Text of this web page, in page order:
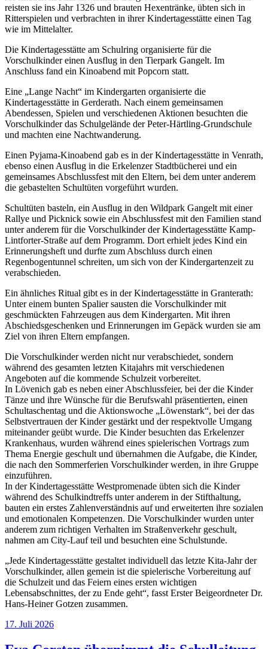
reisten sie ins Jahr 1326 und brauten Hexentränke, übten sich in
Ritterspielen und verbrachten in ihrer Kindertagesstätte einen Tag
wie im Mittelalter.
Die Kindertagesstätte am Schulring organisierte für die
Vorschulkinder einen Ausflug in den Tierpark Gangelt. Im
Anschluss fand ein Kinoabend mit Popcorn statt.
Eine „Lange Nacht“ im Kindergarten organisierte die
Kindertagesstätte in Gerderath. Nach einem gemeinsamen
Abendessen, Spielen und verschiedenen Aktionen besuchten die
Vorschulkinder das Schulgelände der Peter-Härtling-Grundschule
und machten eine Nachtwanderung.
Einen Pyjama-Kinoabend gab es in der Kindertagesstätte in Venrath,
ebenso einen Ausflug in die Erkelenzer Stadtbücherei und ein
gemeinsames Abschlussfest mit den Eltern, bei dem unter anderem
die gebastelten Schultüten vorgeführt wurden.
Schultüten basteln, ein Ausflug in den Wildpark Gangelt mit einer
Rallye und Picknick sowie ein Abschlussfest mit den Familien stand
unter anderem für die Vorschulkinder der Kindertagesstätte Kamp-
Lintforter-Straße auf dem Programm. Dort erhielt jedes Kind ein
Erinnerungsheft und durfte zum Abschluss durch einen
Regenbogentunnel schreiten, um sich von der Kindergartenzeit zu
verabschieden.
Ein ähnliches Ritual gibt es in der Kindertagesstätte in Granterath:
Unter einem bunten Spalier sausten die Vorschulkinder mit
geschmückten Fahrzeugen aus dem Kindergarten. Mit ihren
Abschiedsgeschenken und Erinnerungen im Gepäck wurden sie am
Ziel von ihren Eltern empfangen.
Die Vorschulkinder werden nicht nur verabschiedet, sondern
während des gesamten letzten Kitajahrs mit verschiedenen
Angeboten auf die kommende Schulzeit vorbereitet.
In Lövenich gab es neben einer Abschlussfeier, bei der die Kinder
Tänze und ihre Wünsche für die Berufswahl präsentierten, einen
Schultaschentag und die Aktionswoche „Löwenstark“, bei der das
Selbstvertrauen der Kinder gestärkt und der respektvolle Umgang
miteinander geübt wurde. Die Kinder besuchten das Erkelenzer
Krankenhaus, wurden während eines spielerischen Vortrags zum
Thema Energie geschult und übernahmen die Aufgabe, die Kinder,
die nach den Sommerferien Vorschulkinder werden, in ihre Gruppe
einzuführen.
In der Kindertagesstätte Westpromenade übten sich die Kinder
während des Schulkindtreffs unter anderem in der Stifthaltung,
bauten ein erstes Zahlenverständnis auf und erweiterten ihre sozialen
und emotionalen Kompetenzen. Die Vorschulkinder wurden unter
anderem zum richtigen Verhalten im Straßenverkehr geschult,
nahmen am City-Lauf teil und besuchten eine Schulstunde.
„Jede Kindertagesstätte gestaltet individuell das letzte Kita-Jahr der
Vorschulkinder, allen gemein ist die spielerische Vorbereitung auf
die Schulzeit und das Feiern eines ersten wichtigen
Lebensabschnittes, der zu Ende geht“, fasst Erster Beigeordneter Dr.
Hans-Heiner Gotzen zusammen.
17. Juli 2026